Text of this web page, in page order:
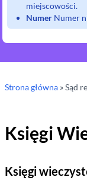
miejscowości.
Numer Numer
Strona główna »Sąd
Księgi
Księgi